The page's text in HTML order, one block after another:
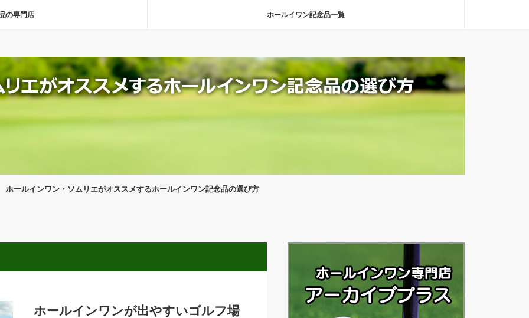
の専門店 ホールイワン記念品一覧
ホールインワン・ソムリエがオススメするホールインワン記念品の選び方
ホールインワンが出やすいゴルフ場